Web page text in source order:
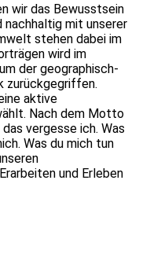
wir das Bewusstsein
mit unserer
stehen dabei im
wird im
der geographisch-
zurückgegriffen.
aktive
Nach dem Motto
vergesse ich. Was
Was du mich tun
und Erleben